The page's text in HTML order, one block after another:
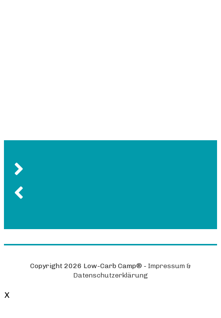
Copyright 2026 Low-Carb Camp® - Impressum &
Datenschutzerklärung
X